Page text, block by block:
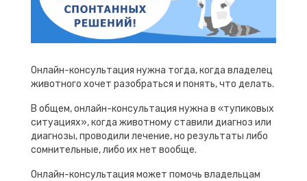
Онлайн-консультация нужна тогда, когда владелец
животного хочет разобраться и понять, что делать.
В общем, онлайн-консультация нужна в «тупиковых
ситуациях», когда животному ставили диагноз или
диагнозы, проводили лечение, но результаты либо
сомнительные, либо их нет вообще.
Онлайн-консультация может помочь владельцам